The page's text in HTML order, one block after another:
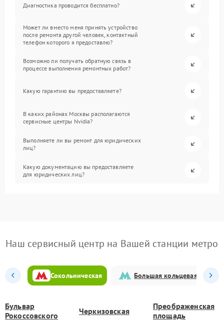
Диагностика проводится бесплатно?
Может ли вместо меня принять устройство
после ремонта другой человек, контактный
телефон которого я предоставлю?
Возможно ли получать обратную связь в
процессе выполнения ремонтных работ?
Какую гарантию вы предоставляете?
В каких районах Москвы располагаются
сервисные центры Nvidia?
Выполняете ли вы ремонт для юридических
лиц?
Какую документацию вы предоставляете
для юридических лиц?
Наш сервисный центр на Вашей станции метро
Сокольническая Большая кольцевая
Бульвар
Рокоссовского
Черкизовская
Преображенская
площадь